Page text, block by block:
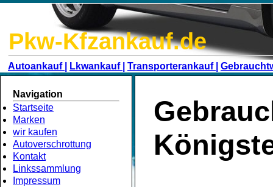
Pkw-Kfzankauf.de
Autoankauf | Lkwankauf | Transporterankauf |
Navigation
Startseite
Marken
wir kaufen
Autoverschrottung
Kontakt
Linkssammlung
Impressum